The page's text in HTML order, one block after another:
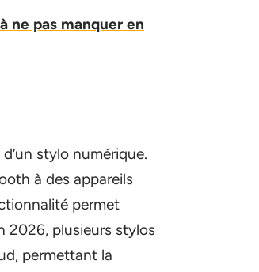
ne pas manquer en
stylo numérique.
à des appareils
permet
2026, plusieurs stylos
permettant la